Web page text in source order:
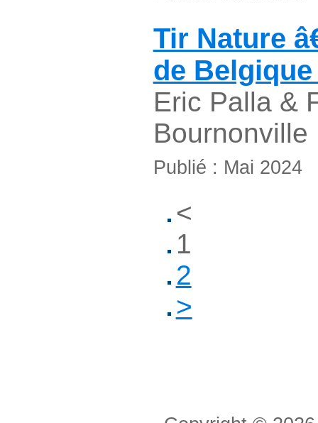
Tir Nature
de Belgique
Eric Palla &
Bournonville
Publié : Mai 2024
<
1
2
>